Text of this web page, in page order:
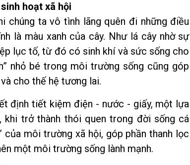
hoạt xã hội
chúng ta vô tình lãng quên đi những điều
là màu xanh của cây. Như lá cây nhờ sự
lục tố, từ đó có sinh khí và sức sống cho
nhỏ bé trong môi trường sống cũng góp
cho thế hệ tương lai.
định tiết kiệm điện - nước - giấy, một lựa
khi trở thành thói quen trong đời sống cá
của môi trường xã hội, góp phần thanh lọc
một môi trường sống lành mạnh.